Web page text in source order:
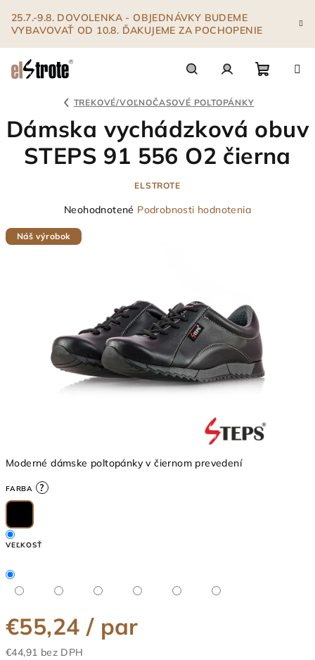
obsah
25.7.-9.8. DOVOLENKA - OBJEDNÁVKY BUDEME
VYBAVOVAŤ OD 10.8. ĎAKUJEME ZA POCHOPENIE
košík
TREKOVÉ/VOĽNOČASOVÉ POLTOPÁNKY
Moderné dámske poltopánky v čiernom prevedení
FARBA ?
VEĽKOSŤ
€55,24 / par
€44,91 bez DPH
Dámska vychádzková obuv
STEPS 91 556 O2 čierna
ELSTROTE
Priemerné
produktu
hviezdičiek.
Neohodnotené Podrobnosti hodnotenia
Náš výrobok